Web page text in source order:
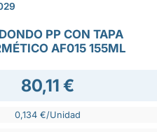
PP CON TAPA
AF015 155ML
80,11 €
0,134 €/Unidad